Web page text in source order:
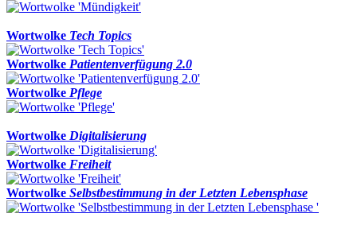
Wortwolke Tech Topics
Wortwolke Patientenverfügung 2.0
Wortwolke Pflege
Wortwolke Digitalisierung
Wortwolke Freiheit
Wortwolke Selbstbestimmung in der Letzten Lebensphase